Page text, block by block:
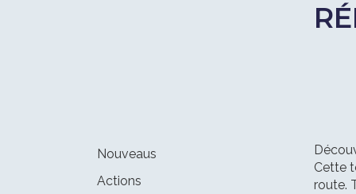
Nouveaus
Actions
Cette
route.